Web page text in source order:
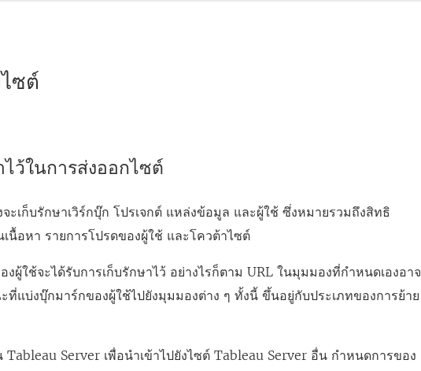
ซต์
ว้ในการส่งออกไซต์
ะเก็บรักษาเวิร์กบุ๊ก โปรเจกต์ แหล่งข้อมูล และผู้ใช้ ซึ่งหมายรวมถึงสิทธิ
นื้อหา รายการโปรดของผู้ใช้ และโควต้าไซต์
ผู้ใช้จะได้รับการเก็บรักษาไว้ อย่างไรก็ตาม URL ในมุมมองที่กำหนดเองอาจ
ที่แบ่งบุ๊กมาร์กของผู้ใช้ไปยังมุมมองต่าง ๆ ทั้งนี้ ขึ้นอยู่กับประเภทของการย้าย
Tableau Server เพื่อนำเข้าไปยังไซต์Tableau Server อื่น กำหนดการของ